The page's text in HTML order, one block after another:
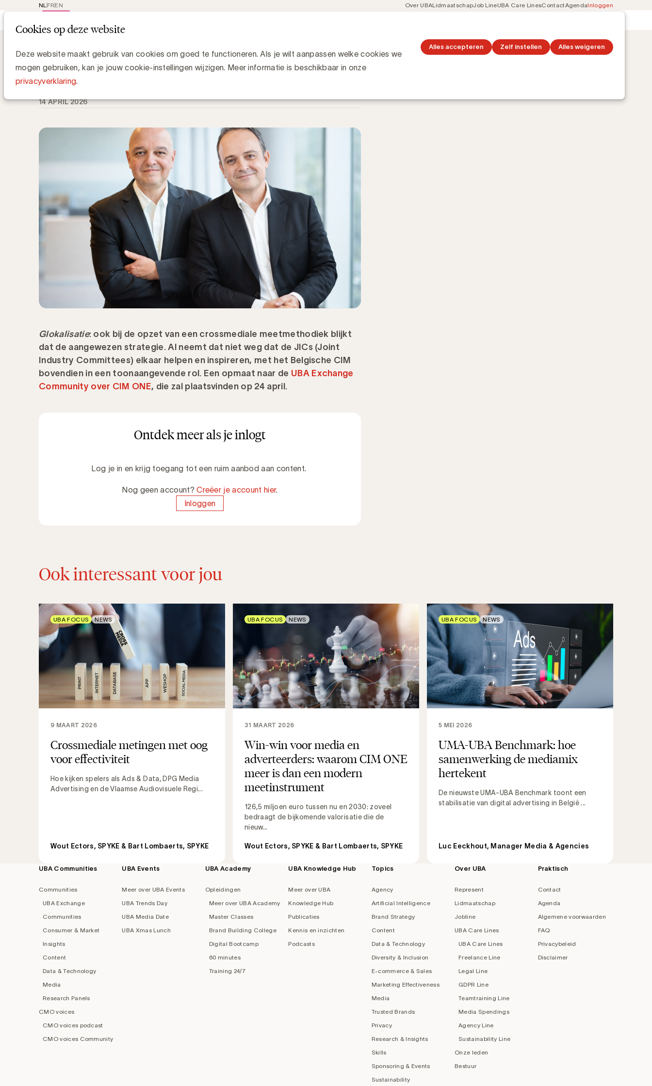
Cookies op deze website
Deze website maakt gebruik van cookies om goed te functioneren. Als je wilt aanpassen welke cookies we
mogen gebruiken, kan je jouw cookie-instellingen wijzigen. Meer informatie is beschikbaar in onze
privacyverklaring.
Alles accepteren Zelf instellen Alles weigeren
EN
FR
NL
Meta
Over UBALidmaatschapJob LineUBA Care LinesContactAgendaInloggen
Waarom CIM ONE geen globaal initiatief is
Luc Eeckhout, Manager Media & Agencies
14 APRIL 2026
Glokalisatie: ook bij de opzet van een crossmediale meetmethodiek blijkt
dat de aangewezen strategie. Al neemt dat niet weg dat de JICs (Joint
Industry Committees) elkaar helpen en inspireren, met het Belgische CIM
bovendien in een toonaangevende rol. Een opmaat naar de UBA Exchange
Community over CIM ONE, die zal plaatsvinden op 24 april.
Ontdek meer als je inlogt
Log je in en krijg toegang tot een ruim aanbod aan content.
Nog geen account?Creëer je account hier.
Inloggen
Ook interessant voor jou
Crossmediale metingen met oog
voor effectiviteit
Hoe kijken spelers als Ads & Data, DPG Media
Advertising en de Vlaamse Audiovisuele Regi...
9 MAART 2026
Wout Ectors, SPYKE & Bart Lombaerts, SPYKE
UBA FOCUS NEWS
Win-win voor media en
adverteerders: waarom CIM ONE
meer is dan een modern
meetinstrument
126,5 miljoen euro tussen nu en 2030: zoveel
bedraagt de bijkomende valorisatie die de
nieuw...
31 MAART 2026
Wout Ectors, SPYKE & Bart Lombaerts, SPYKE
UBA FOCUS NEWS
UMA-UBA Benchmark: hoe
samenwerking de mediamix
hertekent
De nieuwste UMA-UBA Benchmark toont een
stabilisatie van digital advertising in België ...
5 MEI 2026
Luc Eeckhout, Manager Media & Agencies
UBA FOCUS NEWS
Footer
UBA Communities
Communities
UBA Exchange
Communities
Consumer & Market
Insights
Content
Data & Technology
Media
Research Panels
CMO voices
CMO voices podcast
CMO voices Community
UBA Events
Meer over UBA Events
UBA Trends Day
UBA Media Date
UBA Xmas Lunch
UBA Academy
Opleidingen
Meer over UBA Academy
Master Classes
Brand Building College
Digital Bootcamp
60 minutes
Training 24/7
UBA Knowledge Hub
Meer over UBA
Knowledge Hub
Publicaties
Kennis en inzichten
Podcasts
Topics
Agency
Artificial Intelligence
Brand Strategy
Content
Data & Technology
Diversity & Inclusion
E-commerce & Sales
Marketing Effectiveness
Media
Trusted Brands
Privacy
Research & Insights
Skills
Sponsoring & Events
Sustainability
Over UBA
Represent
Lidmaatschap
Jobline
UBA Care Lines
UBA Care Lines
Freelance Line
Legal Line
GDPR Line
Teamtraining Line
Media Spendings
Agency Line
Sustainability Line
Onze leden
Bestuur
Praktisch
Contact
Agenda
Algemene voorwaarden
FAQ
Privacybeleid
Disclaimer